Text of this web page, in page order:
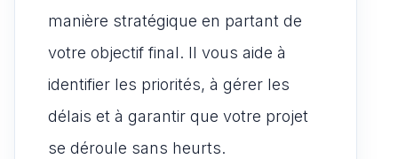
manière stratégique en partant de
votre objectif final. Il vous aide à
identifier les priorités, à gérer les
délais et à garantir que votre projet
se déroule sans heurts.